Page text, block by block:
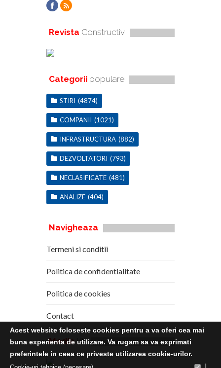
Revista Constructiv
Categorii populare
STIRI (4874)
COMPANII (1021)
INFRASTRUCTURA (882)
DEZVOLTATORI (793)
NECLASIFICATE (481)
ANALIZE (404)
Navigheaza
Termeni si conditii
Politica de confidentialitate
Politica de cookies
Contact
Media Kit
Acest website foloseste cookies pentru a va oferi cea mai
buna experienta de utilizare. Va rugam sa va exprimati
preferintele in ceea ce priveste utilizarea cookie-urilor.